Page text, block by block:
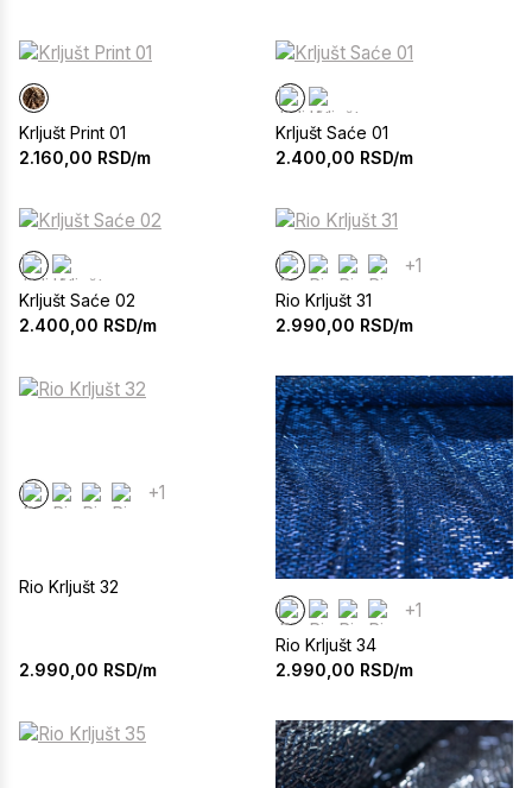
Krljušt Print 01
2.160,00 RSD/m
Krljušt Saće 01
2.400,00 RSD/m
Krljušt Saće 02
2.400,00 RSD/m
+1
Rio Krljušt 31
2.990,00 RSD/m
+1
Rio Krljušt 32
2.990,00 RSD/m
+1
Rio Krljušt 34
2.990,00 RSD/m